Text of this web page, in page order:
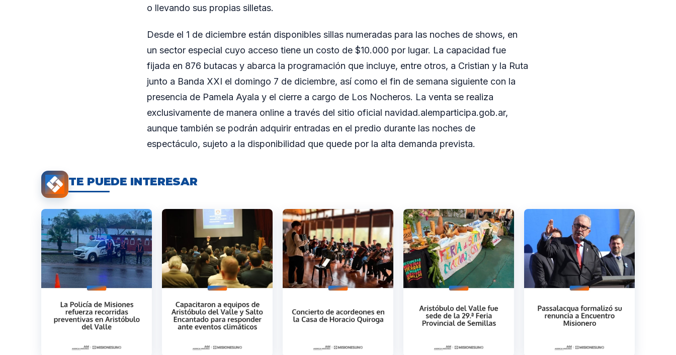
o llevando sus propias silletas.
Desde el 1 de diciembre están disponibles sillas numeradas para las noches de shows, en
un sector especial cuyo acceso tiene un costo de $10.000 por lugar. La capacidad fue
fijada en 876 butacas y abarca la programación que incluye, entre otros, a Cristian y la Ruta
junto a Banda XXI el domingo 7 de diciembre, así como el fin de semana siguiente con la
presencia de Pamela Ayala y el cierre a cargo de Los Nocheros. La venta se realiza
exclusivamente de manera online a través del sitio oficial navidad.alemparticipa.gob.ar,
aunque también se podrán adquirir entradas en el predio durante las noches de
espectáculo, sujeto a la disponibilidad que quede por la alta demanda prevista.
TE PUEDE INTERESAR